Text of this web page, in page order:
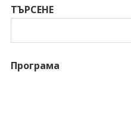
ТЪРСЕНЕ
Програма